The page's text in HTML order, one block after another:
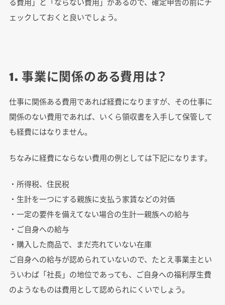
ェックしておくと良いでしょう。
1. 事業に関係のある費用は？
仕事に関係ある費用であれば経費になりますが、その仕事に
関係のない費用であれば、いくら領収書を入手して保管して
も経費にはなりません。
ちなみに経費にならない費用の例としては下記になります。
・所得税、住民税
・生計を一つにする親族に支払う家賃などの対価
・一定の要件を備えてない場合の生計一親族への給与
・ご自身への給与
・購入した商品で、まだ売れていない在庫
ご自身への給与が認められていないので、たとえ事業主とい
ういわば「社長」の地位であっても、ご自身への福利厚生費
のようなものは費用として認められにくいでしょう。